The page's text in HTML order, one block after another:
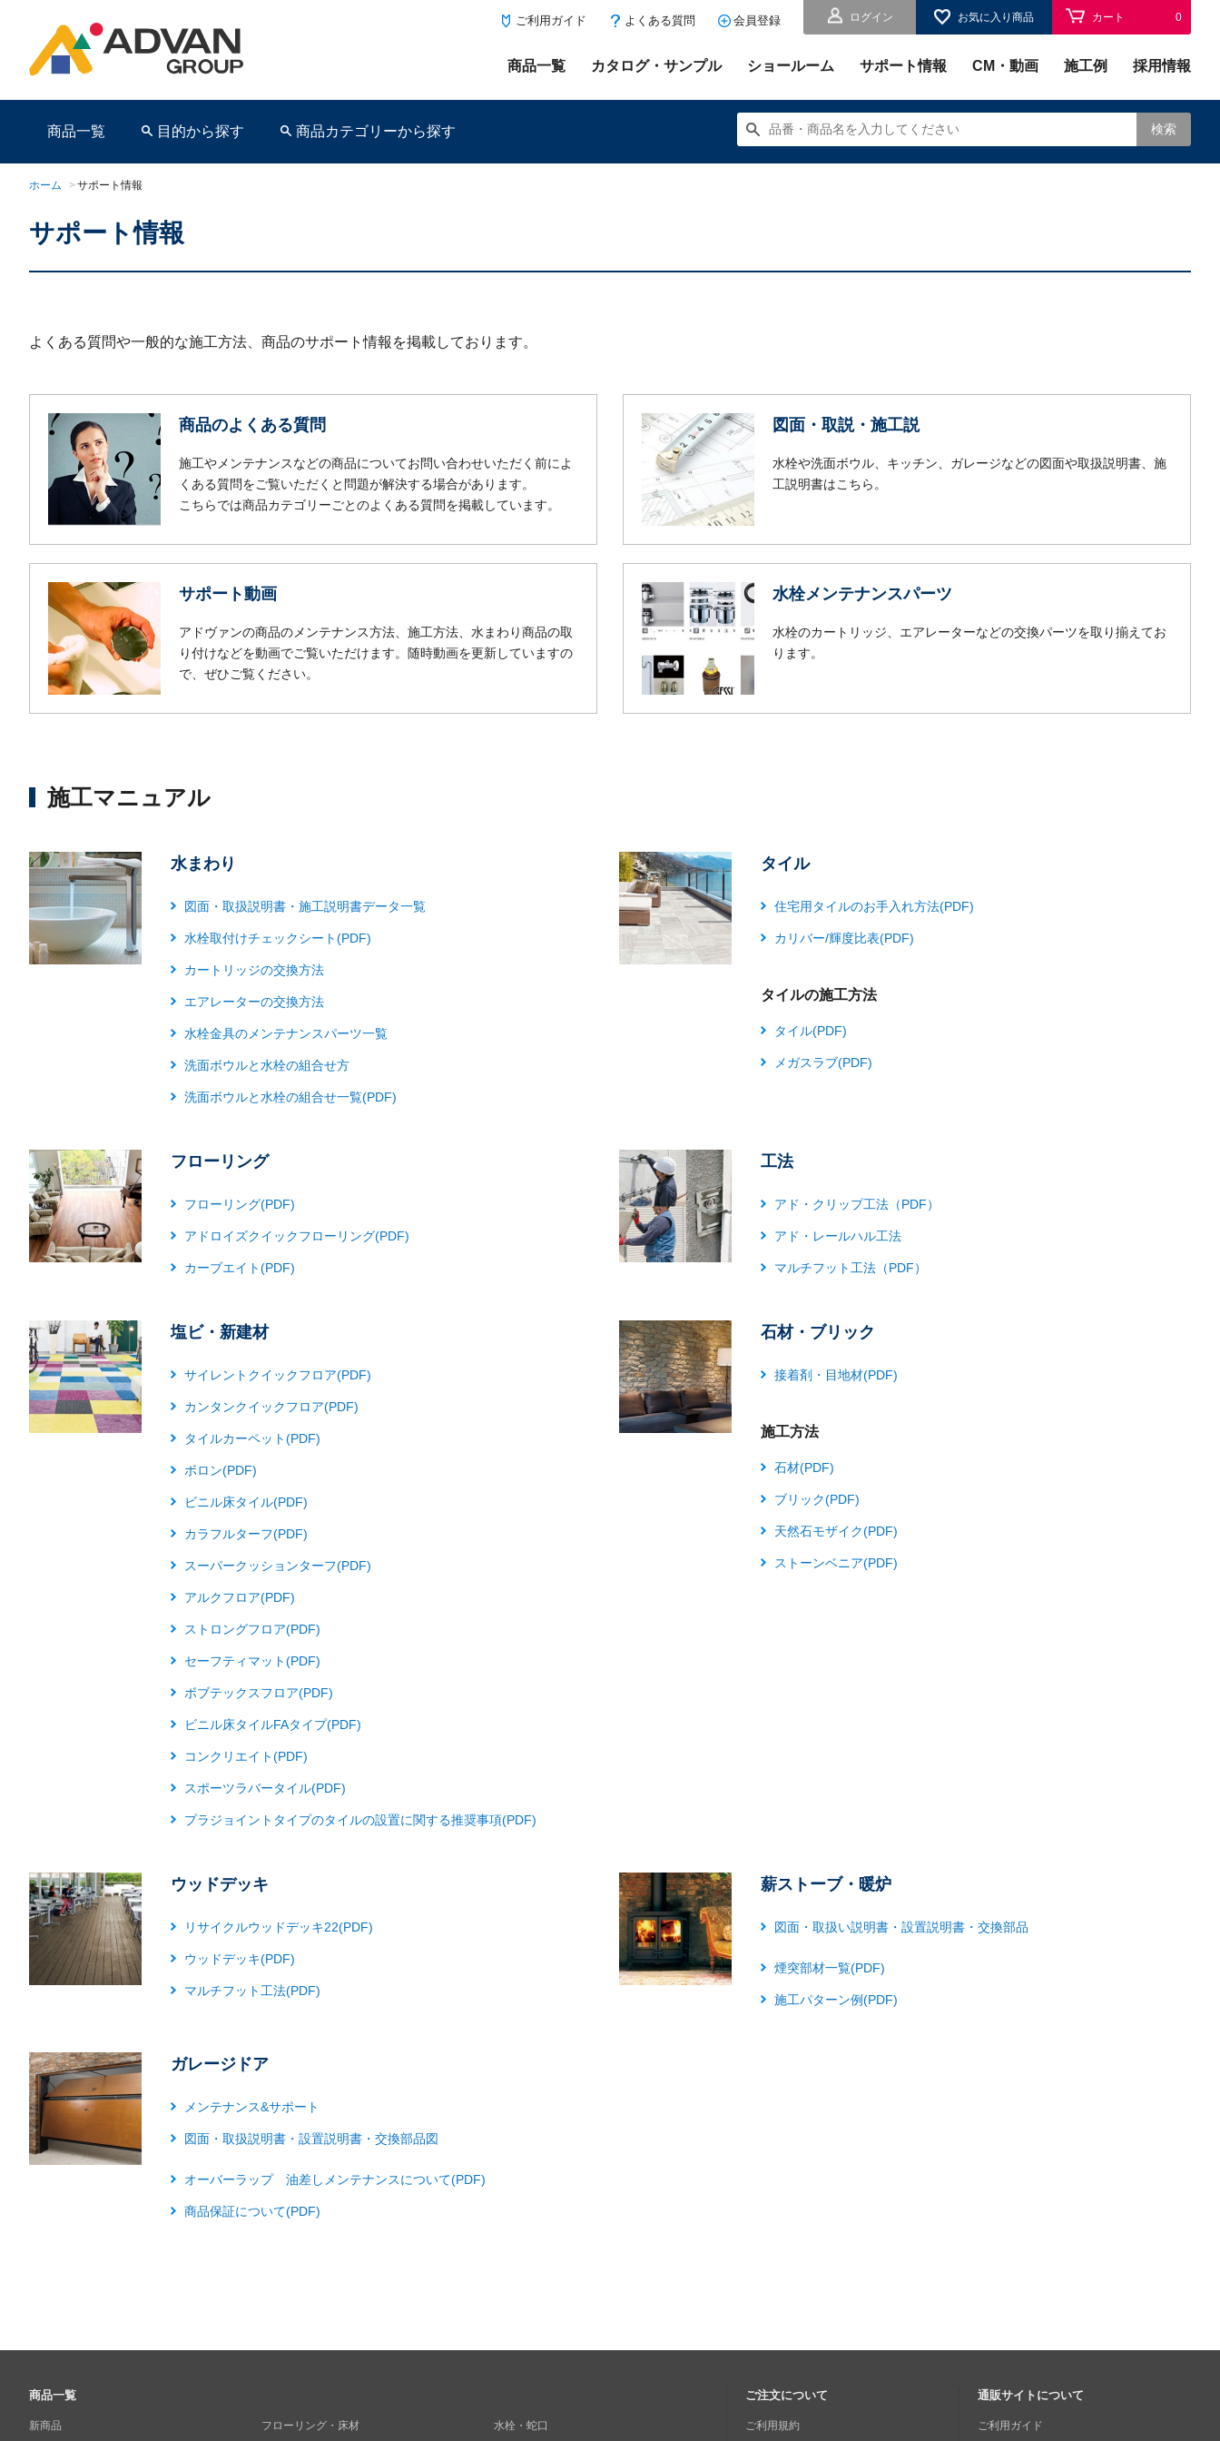
ログイン お気に入り商品 カート 0
ご利用ガイド よくある質問 会員登録
商品一覧 カタログ・サンプル ショールーム サポート情報 CM・動画 施工例 採用情報
商品一覧 目的から探す 商品カテゴリーから探す 検索
ホーム >サポート情報
サポート情報
よくある質問や一般的な施工方法、商品のサポート情報を掲載しております。
商品のよくある質問
施工やメンテナンスなどの商品についてお問い合わせいただく前によ
くある質問をご覧いただくと問題が解決する場合があります。
こちらでは商品カテゴリーごとのよくある質問を掲載しています。
図面・取説・施工説
水栓や洗面ボウル、キッチン、ガレージなどの図面や取扱説明書、施
工説明書はこちら。
サポート動画
アドヴァンの商品のメンテナンス方法、施工方法、水まわり商品の取
り付けなどを動画でご覧いただけます。随時動画を更新していますの
で、ぜひご覧ください。
水栓メンテナンスパーツ
水栓のカートリッジ、エアレーターなどの交換パーツを取り揃えてお
ります。
施工マニュアル
水まわり
図面・取扱説明書・施工説明書データ一覧
水栓取付けチェックシート(PDF)
カートリッジの交換方法
エアレーターの交換方法
水栓金具のメンテナンスパーツ一覧
洗面ボウルと水栓の組合せ方
洗面ボウルと水栓の組合せ一覧(PDF)
タイル
住宅用タイルのお手入れ方法(PDF)
カリバー/輝度比表(PDF)
タイルの施工方法
タイル(PDF)
メガスラブ(PDF)
フローリング
フローリング(PDF)
アドロイズクイックフローリング(PDF)
カーブエイト(PDF)
工法
アド・クリップ工法（PDF）
アド・レールハル工法
マルチフット工法（PDF）
塩ビ・新建材
サイレントクイックフロア(PDF)
カンタンクイックフロア(PDF)
タイルカーペット(PDF)
ボロン(PDF)
ビニル床タイル(PDF)
カラフルターフ(PDF)
スーパークッションターフ(PDF)
アルクフロア(PDF)
ストロングフロア(PDF)
セーフティマット(PDF)
ボブテックスフロア(PDF)
ビニル床タイルFAタイプ(PDF)
コンクリエイト(PDF)
スポーツラバータイル(PDF)
プラジョイントタイプのタイルの設置に関する推奨事項(PDF)
石材・ブリック
接着剤・目地材(PDF)
施工方法
石材(PDF)
ブリック(PDF)
天然石モザイク(PDF)
ストーンベニア(PDF)
ウッドデッキ
リサイクルウッドデッキ22(PDF)
ウッドデッキ(PDF)
マルチフット工法(PDF)
薪ストーブ・暖炉
図面・取扱い説明書・設置説明書・交換部品
煙突部材一覧(PDF)
施工パターン例(PDF)
ガレージドア
メンテナンス&サポート
図面・取扱説明書・設置説明書・交換部品図
オーバーラップ 油差しメンテナンスについて(PDF)
商品保証について(PDF)
商品一覧
新商品 フローリング・床材 水栓・蛇口
ご注文について
ご利用規約
通販サイトについて
ご利用ガイド